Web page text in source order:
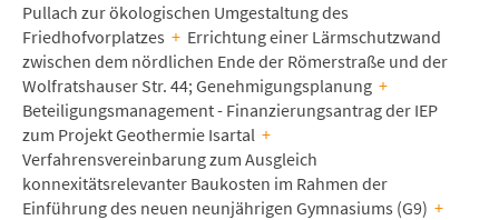
Pullach zur ökologischen Umgestaltung des
Friedhofvorplatzes + Errichtung einer Lärmschutzwand
zwischen dem nördlichen Ende der Römerstraße und der
Wolfratshauser Str. 44; Genehmigungsplanung +
Beteiligungsmanagement - Finanzierungsantrag der IEP
zum Projekt Geothermie Isartal +
Verfahrensvereinbarung zum Ausgleich
konnexitätsrelevanter Baukosten im Rahmen der
Einführung des neuen neunjährigen Gymnasiums (G9) +